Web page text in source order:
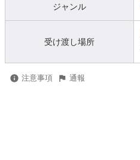
ジャンル
受け渡し場所
注意事項 通報